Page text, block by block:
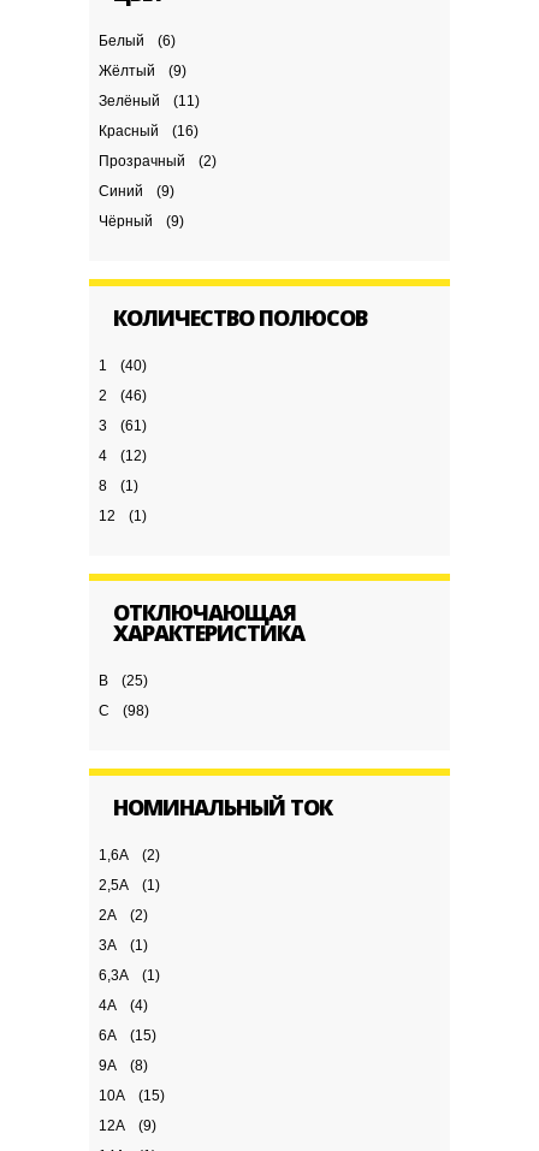
Белый
(6)
Жёлтый
(9)
Зелёный
(11)
Красный
(16)
Прозрачный
(2)
Синий
(9)
Чёрный
(9)
КОЛИЧЕСТВО ПОЛЮСОВ
1
(40)
2
(46)
3
(61)
4
(12)
8
(1)
12
(1)
ОТКЛЮЧАЮЩАЯ
ХАРАКТЕРИСТИКА
B
(25)
C
(98)
НОМИНАЛЬНЫЙ ТОК
1,6A
(2)
2,5А
(1)
2А
(2)
3A
(1)
6,3A
(1)
4А
(4)
6А
(15)
9A
(8)
10А
(15)
12A
(9)